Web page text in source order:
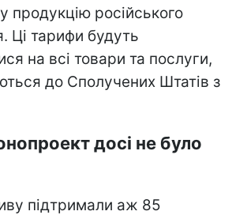
продукцію російського
Ці тарифи будуть
на всі товари та послуги,
до Сполучених Штатів з
досі не було
підтримали аж 85